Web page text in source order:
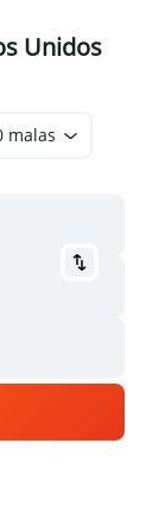
Unidos
malas